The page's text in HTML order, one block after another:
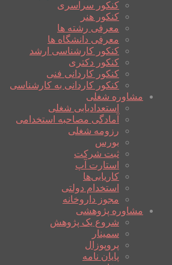
کنکور سراسری
کنکور هنر
معرفی رشته ها
معرفی دانشگاه ها
کنکور کارشناسی ارشد
کنکور دکتری
کنکور کاردانی فنی
کنکور کاردانی به کارشناسی
مشاوره شغلی
استعدادیابی شغلی
آمادگی مصاحبه استخدامی
رزومه شغلی
بورس
ثبت شرکت
استارت آپ
کاریابی‌ها
استخدام دولتی
مجوز داروخانه
مشاوره پژوهشی
شروع یک پژوهش
سمینار
پروپوزال
پایان نامه